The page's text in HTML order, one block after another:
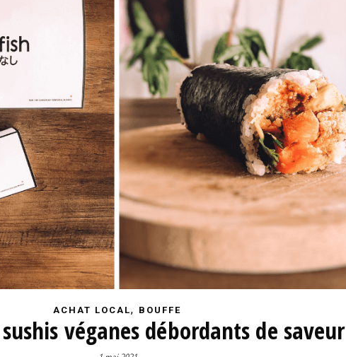
ACHAT LOCAL, BOUFFE
véganes débordants de saveur